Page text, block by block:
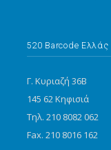
520 Barcode Ελλάς
Γ. Κυριαζή 36Β
145 62 Κηφισιά
Τηλ. 210 8082 062
Fax. 210 8016 162